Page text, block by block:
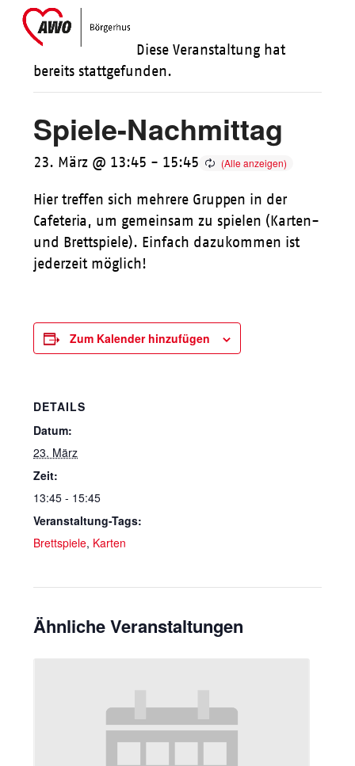
SkipOpen
mobile
Close
mobile
Diese Veranstaltung hat
bereits stattgefunden.
Spiele-Nachmittag
23. März @ 13:45 - 15:45
Hier treffen sich mehrere Gruppen in der
Cafeteria, um gemeinsam zu spielen (Karten-
und Brettspiele). Einfach dazukommen ist
jederzeit möglich!
Zum Kalender hinzufügen
DETAILS
Datum:
23. März
Zeit:
13:45 - 15:45
Veranstaltung-Tags:
Brettspiele, Karten
Ähnliche Veranstaltungen